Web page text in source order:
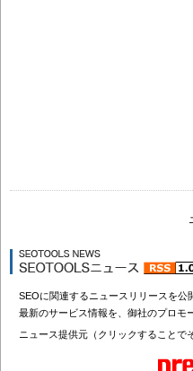
SEOに関連するニュースリリースを公
最新のサービス情報を、御社のプロモ
ニュース提供元（クリックすることで